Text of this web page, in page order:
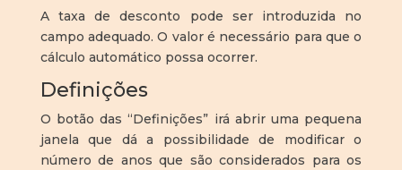
A taxa de desconto pode ser introduzida no
campo adequado. O valor é necessário para que o
cálculo automático possa ocorrer.
Definições
O botão das “Definições” irá abrir uma pequena
janela que dá a possibilidade de modificar o
número de anos que são considerados para os